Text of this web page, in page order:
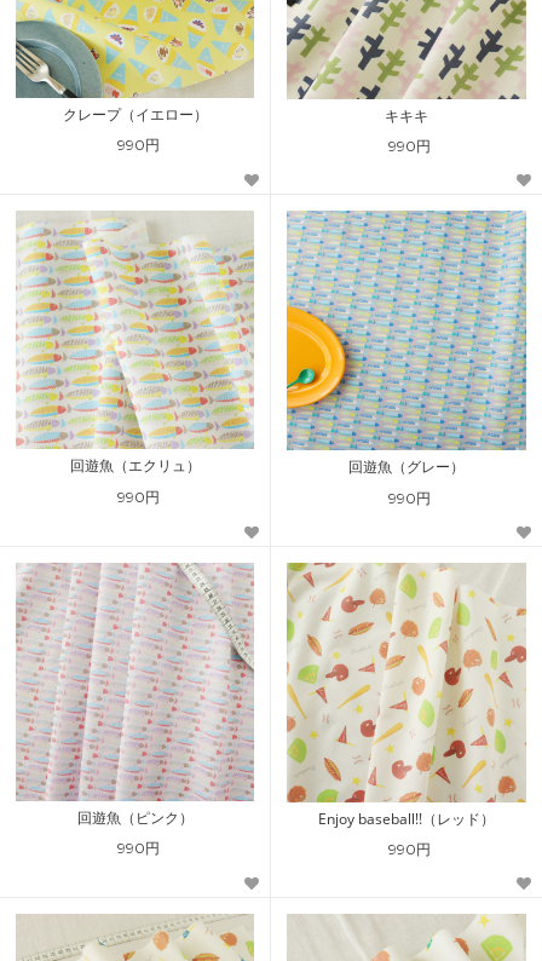
クレープ（イエロー）
990円
キキキ
990円
回遊魚（エクリュ）
990円
回遊魚（グレー）
990円
回遊魚（ピンク）
990円
Enjoy baseball!!（レッド）
990円